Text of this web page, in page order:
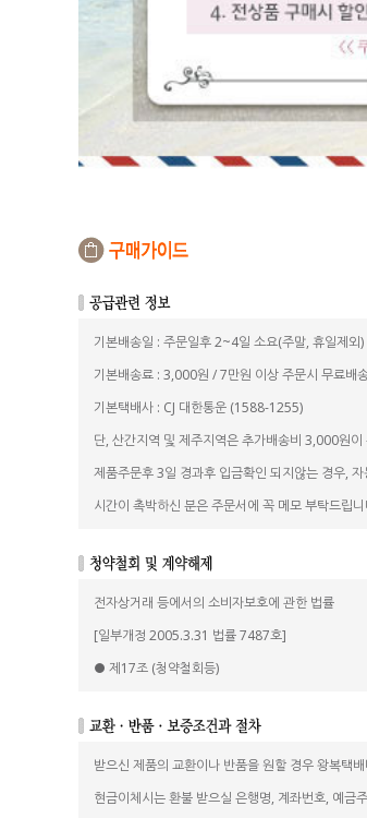
기본배송일 : 주문일후 2~4일 소요(주말, 휴일제외)
기본배송료 : 3,000원 / 7만원 이상 주문시 무료배
기본택배사 : CJ 대한통운 (1588-1255)
단, 산간지역 및 제주지역은 추가배송비 3,000원이
제품주문후 3일 경과후 입금확인 되지않는 경우,
시간이 촉박하신 분은 주문서에 꼭 메모 부탁드립니
전자상거래 등에서의 소비자보호에 관한 법률
[일부개정 2005.3.31 법률 7487호]
● 제17조 (청약철회등)
받으신 제품의 교환이나 반품을 원할 경우 왕복택
현금이체시는 환불 받으실 은행명, 계좌번호, 예금